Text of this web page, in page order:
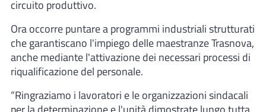
circuito produttivo.
Ora occorre puntare a programmi industriali strutturati
che garantiscano l'impiego delle maestranze Trasnova,
anche mediante l'attivazione dei necessari processi di
riqualificazione del personale.
“Ringraziamo i lavoratori e le organizzazioni sindacali